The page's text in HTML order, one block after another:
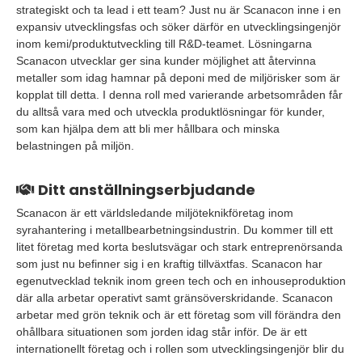
strategiskt och ta lead i ett team? Just nu är Scanacon inne i en
expansiv utvecklingsfas och söker därför en utvecklingsingenjör
inom kemi/produktutveckling till R&D-teamet. Lösningarna
Scanacon utvecklar ger sina kunder möjlighet att återvinna
metaller som idag hamnar på deponi med de miljörisker som är
kopplat till detta. I denna roll med varierande arbetsområden får
du alltså vara med och utveckla produktlösningar för kunder,
som kan hjälpa dem att bli mer hållbara och minska
belastningen på miljön.
Ditt anställningserbjudande
Scanacon är ett världsledande miljöteknikföretag inom
syrahantering i metallbearbetningsindustrin. Du kommer till ett
litet företag med korta beslutsvägar och stark entreprenörsanda
som just nu befinner sig i en kraftig tillväxtfas. Scanacon har
egenutvecklad teknik inom green tech och en inhouseproduktion
där alla arbetar operativt samt gränsöverskridande. Scanacon
arbetar med grön teknik och är ett företag som vill förändra den
ohållbara situationen som jorden idag står inför. De är ett
internationellt företag och i rollen som utvecklingsingenjör blir du